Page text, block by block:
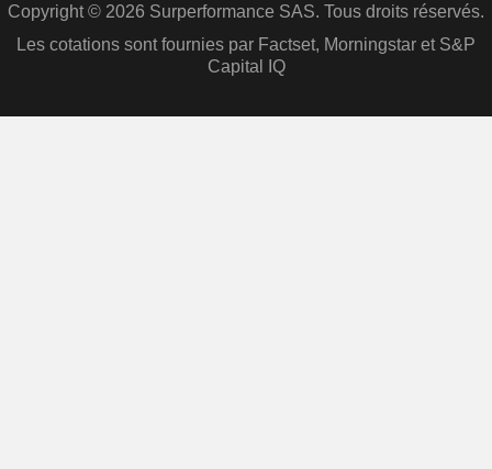
Copyright © 2026 Surperformance SAS. Tous droits réservés.
Les cotations sont fournies par Factset, Morningstar et S&P
Capital IQ